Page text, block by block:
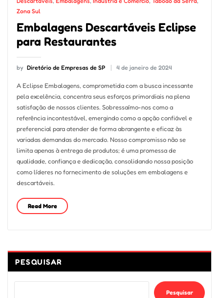
Zona Sul
Embalagens Descartáveis Eclipse
para Restaurantes
by Diretório de Empresas de SP 4 de janeiro de 2024
A Eclipse Embalagens, comprometida com a busca incessante
pela excelência, concentra seus esforços primordiais na plena
satisfação de nossos clientes. Sobressaímo-nos como a
referência incontestável, emergindo como a opção confiável e
preferencial para atender de forma abrangente e eficaz às
variadas demandas do mercado. Nosso compromisso não se
limita apenas à entrega de produtos; é uma promessa de
qualidade, confiança e dedicação, consolidando nossa posição
como líderes no fornecimento de soluções em embalagens e
descartáveis.
Read More
PESQUISAR
Pesquisar